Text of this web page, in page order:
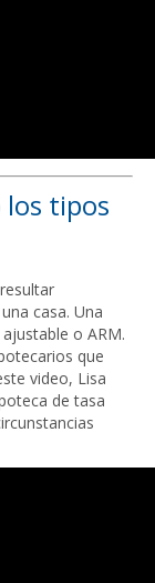
los tipos
casa. Una
o ARM.
que
video, Lisa
de tasa